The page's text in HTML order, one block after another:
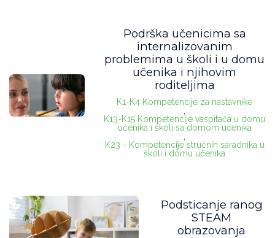
Podrška učenicima sa
internalizovanim
problemima u školi i u domu
učenika i njihovim
roditeljima
K1-K4 Kompetencije za nastavnike
,
K13-K15 Kompetencije vaspitača u domu
učenika i školi sa domom učenika
,
K23 - Kompetencije stručnih saradnika u
školi i domu učenika
Podsticanje ranog
STEAM
obrazovanja